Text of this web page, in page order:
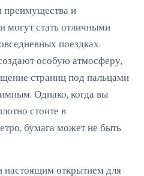
преимущества и
могут стать отличными
поездках.
особую атмосферу,
страниц под пальцами
Однако, когда вы
стоите в
бумага может не быть
настоящим открытием для